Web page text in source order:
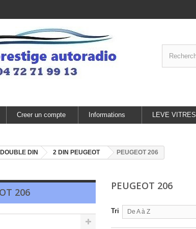
Creer un compte Informations LEVE VITRES
DIN 2 DIN PEUGEOT PEUGEOT 206
206
PEUGEOT 206
Tri De A à Z